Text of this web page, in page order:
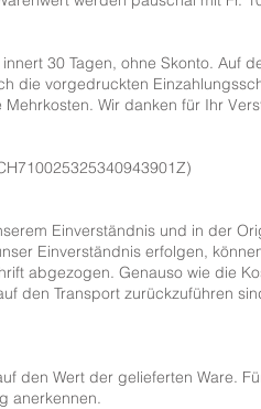
30 Tagen, ohne Skonto.
die vorgedruckten
Wir danken für Ihr
Einverständnis und in der
Einverständnis erfolgen,
abgezogen. Genauso wie die
den Transport zurückzuführen
den Wert der gelieferten Ware.
anerkennen.